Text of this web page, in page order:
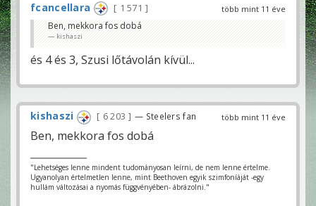
több mint 11 éve
fcancellara
1 571
Ben, mekkora fos dobá
kishaszi
és 4 és 3, Szusi lőtávolán kívül...
több mint 11 éve
kishaszi 6 203 — Steelers fan
Ben, mekkora fos dobá
"Lehetséges lenne mindent tudományosan leírni, de nem lenne értelme.
Ugyanolyan értelmetlen lenne, mint Beethoven egyik szimfoníáját -egy
hullám változásai a nyomás függvényében- ábrázolni."